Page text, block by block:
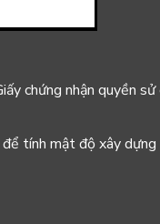
chứng nhận quyền
tính mật độ xây dựng